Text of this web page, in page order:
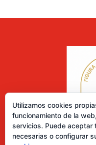
Utilizamos cookies
funcionamiento de la
servicios. Puede aceptar
necesarias o configurar